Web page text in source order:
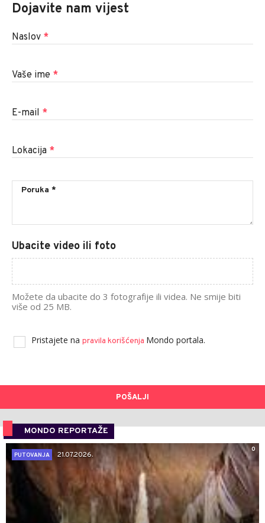
Dojavite nam vijest
Naslov *
Vaše ime *
E-mail *
Lokacija *
Ubacite video ili foto
Možete da ubacite do 3 fotografije ili videa. Ne smije biti
više od 25 MB.
Pristajete na pravila korišćenja Mondo portala.
POŠALJI
MONDO REPORTAŽE
0
PUTOVANJA
21.07.2026.